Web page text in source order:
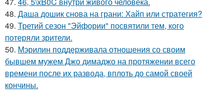
48. Даша дошик снова на грани: Хайп или стратегия?
49. Третий сезон "Эйфории" посвятили тем, кого
потеряли зрители.
50. Мэрилин поддерживала отношения со своим
бывшем мужем Джо димаджо на протяжении всего
времени после их развода, вплоть до самой своей
кончины.